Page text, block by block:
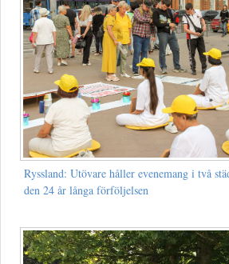
Ryssland: Utövare håller evenemang i två
den 24 år långa förföljelsen